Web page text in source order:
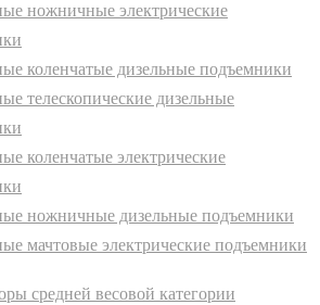
ножничные электрические
коленчатые дизельные подъемники
телескопические дизельные
коленчатые электрические
ножничные дизельные подъемники
мачтовые электрические подъемники
средней весовой категории